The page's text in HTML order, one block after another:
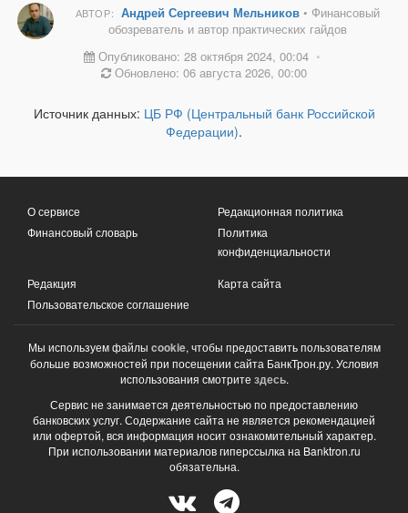
АВТОР: Андрей Сергеевич Мельников• Финансовый
обозреватель и автор практических гайдов
Опубликовано: 28 октября 2024, 00:04 •
Обновлено: 06 августа 2026, 00:00
Источник данных: ЦБ РФ (Центральный банк Российской
Федерации).
О сервисе
Финансовый словарь
Редакционная политика
Политика
конфиденциальности
Редакция
Пользовательское соглашение
Карта сайта
Мы используем файлы cookie, чтобы предоставить пользователям
больше возможностей при посещении сайта БанкТрон.ру. Условия
использования смотрите здесь.
Сервис не занимается деятельностью по предоставлению
банковских услуг. Содержание сайта не является рекомендацией
или офертой, вся информация носит ознакомительный характер.
При использовании материалов гиперссылка на Banktron.ru
обязательна.